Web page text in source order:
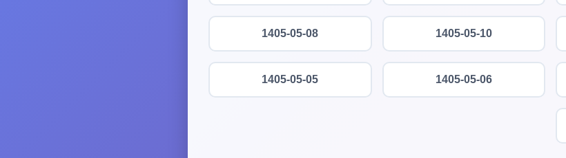
1405-05-10
1405-05-08
1405-05-06
1405-05-05